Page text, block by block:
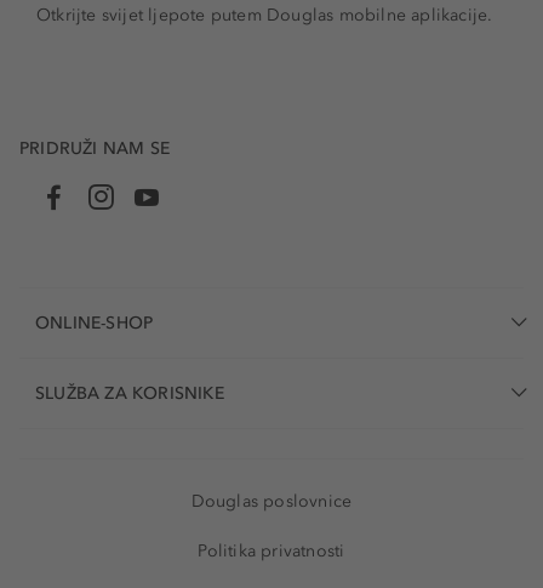
Otkrijte svijet ljepote putem Douglas mobilne aplikacije.
PRIDRUŽI NAM SE
ONLINE-SHOP
SLUŽBA ZA KORISNIKE
Douglas poslovnice
Politika privatnosti